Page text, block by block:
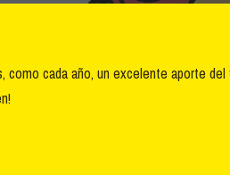
cada año, un excelente aporte